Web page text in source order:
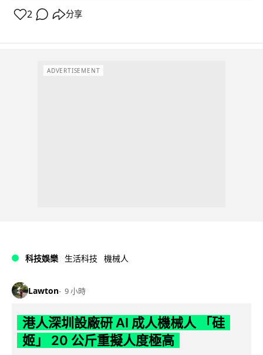
2 分享
ADVERTISEMENT
科技娛樂 生活科技 機械人
Lawton 9 小時
港人深圳設廠研 AI 成人機械人 「硅
姬」 20 公斤重擬人度極高